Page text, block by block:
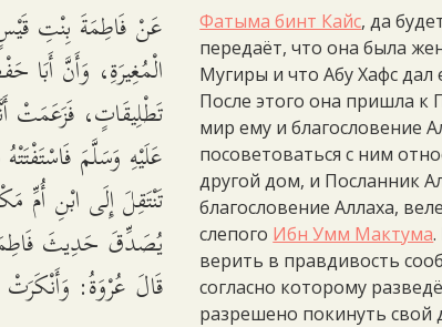
عَنْ فَاطِمَةَ بِنْتِ
الْمُغِيرَةِ، وَأَنَّ
تَطْلِيقَاتٍ، فَزَعَمَتْ
عَلَيْهِ وَسَلَّمَ
تَنْتَقِلَ إِلَى ابْنِ أُمِّ
يُصَدِّقَ حَدِيثَ
قَالَ عُرْوَةُ:
Фатыма бинт Кайс, да
передаёт, что она была
Мугиры и что Абу Хафс дал
После этого она пришла к
мир ему и благословение
посоветоваться с ним
другой дом, и Посланник
благословение Аллаха,
слепого Ибн Умм Мактума
верить в правдивость
согласно которому
разрешено покинуть свой